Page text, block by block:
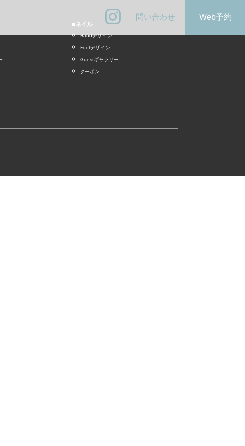
問い合わせ Web予約
■ネイル
Handデザイン
Footデザイン
Guestギャラリー
クーポン